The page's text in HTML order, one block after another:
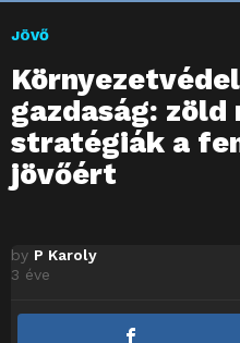
JÖVŐ
gazdaság: zöld
stratégiák a
jövőért
by P Karoly
3 éve